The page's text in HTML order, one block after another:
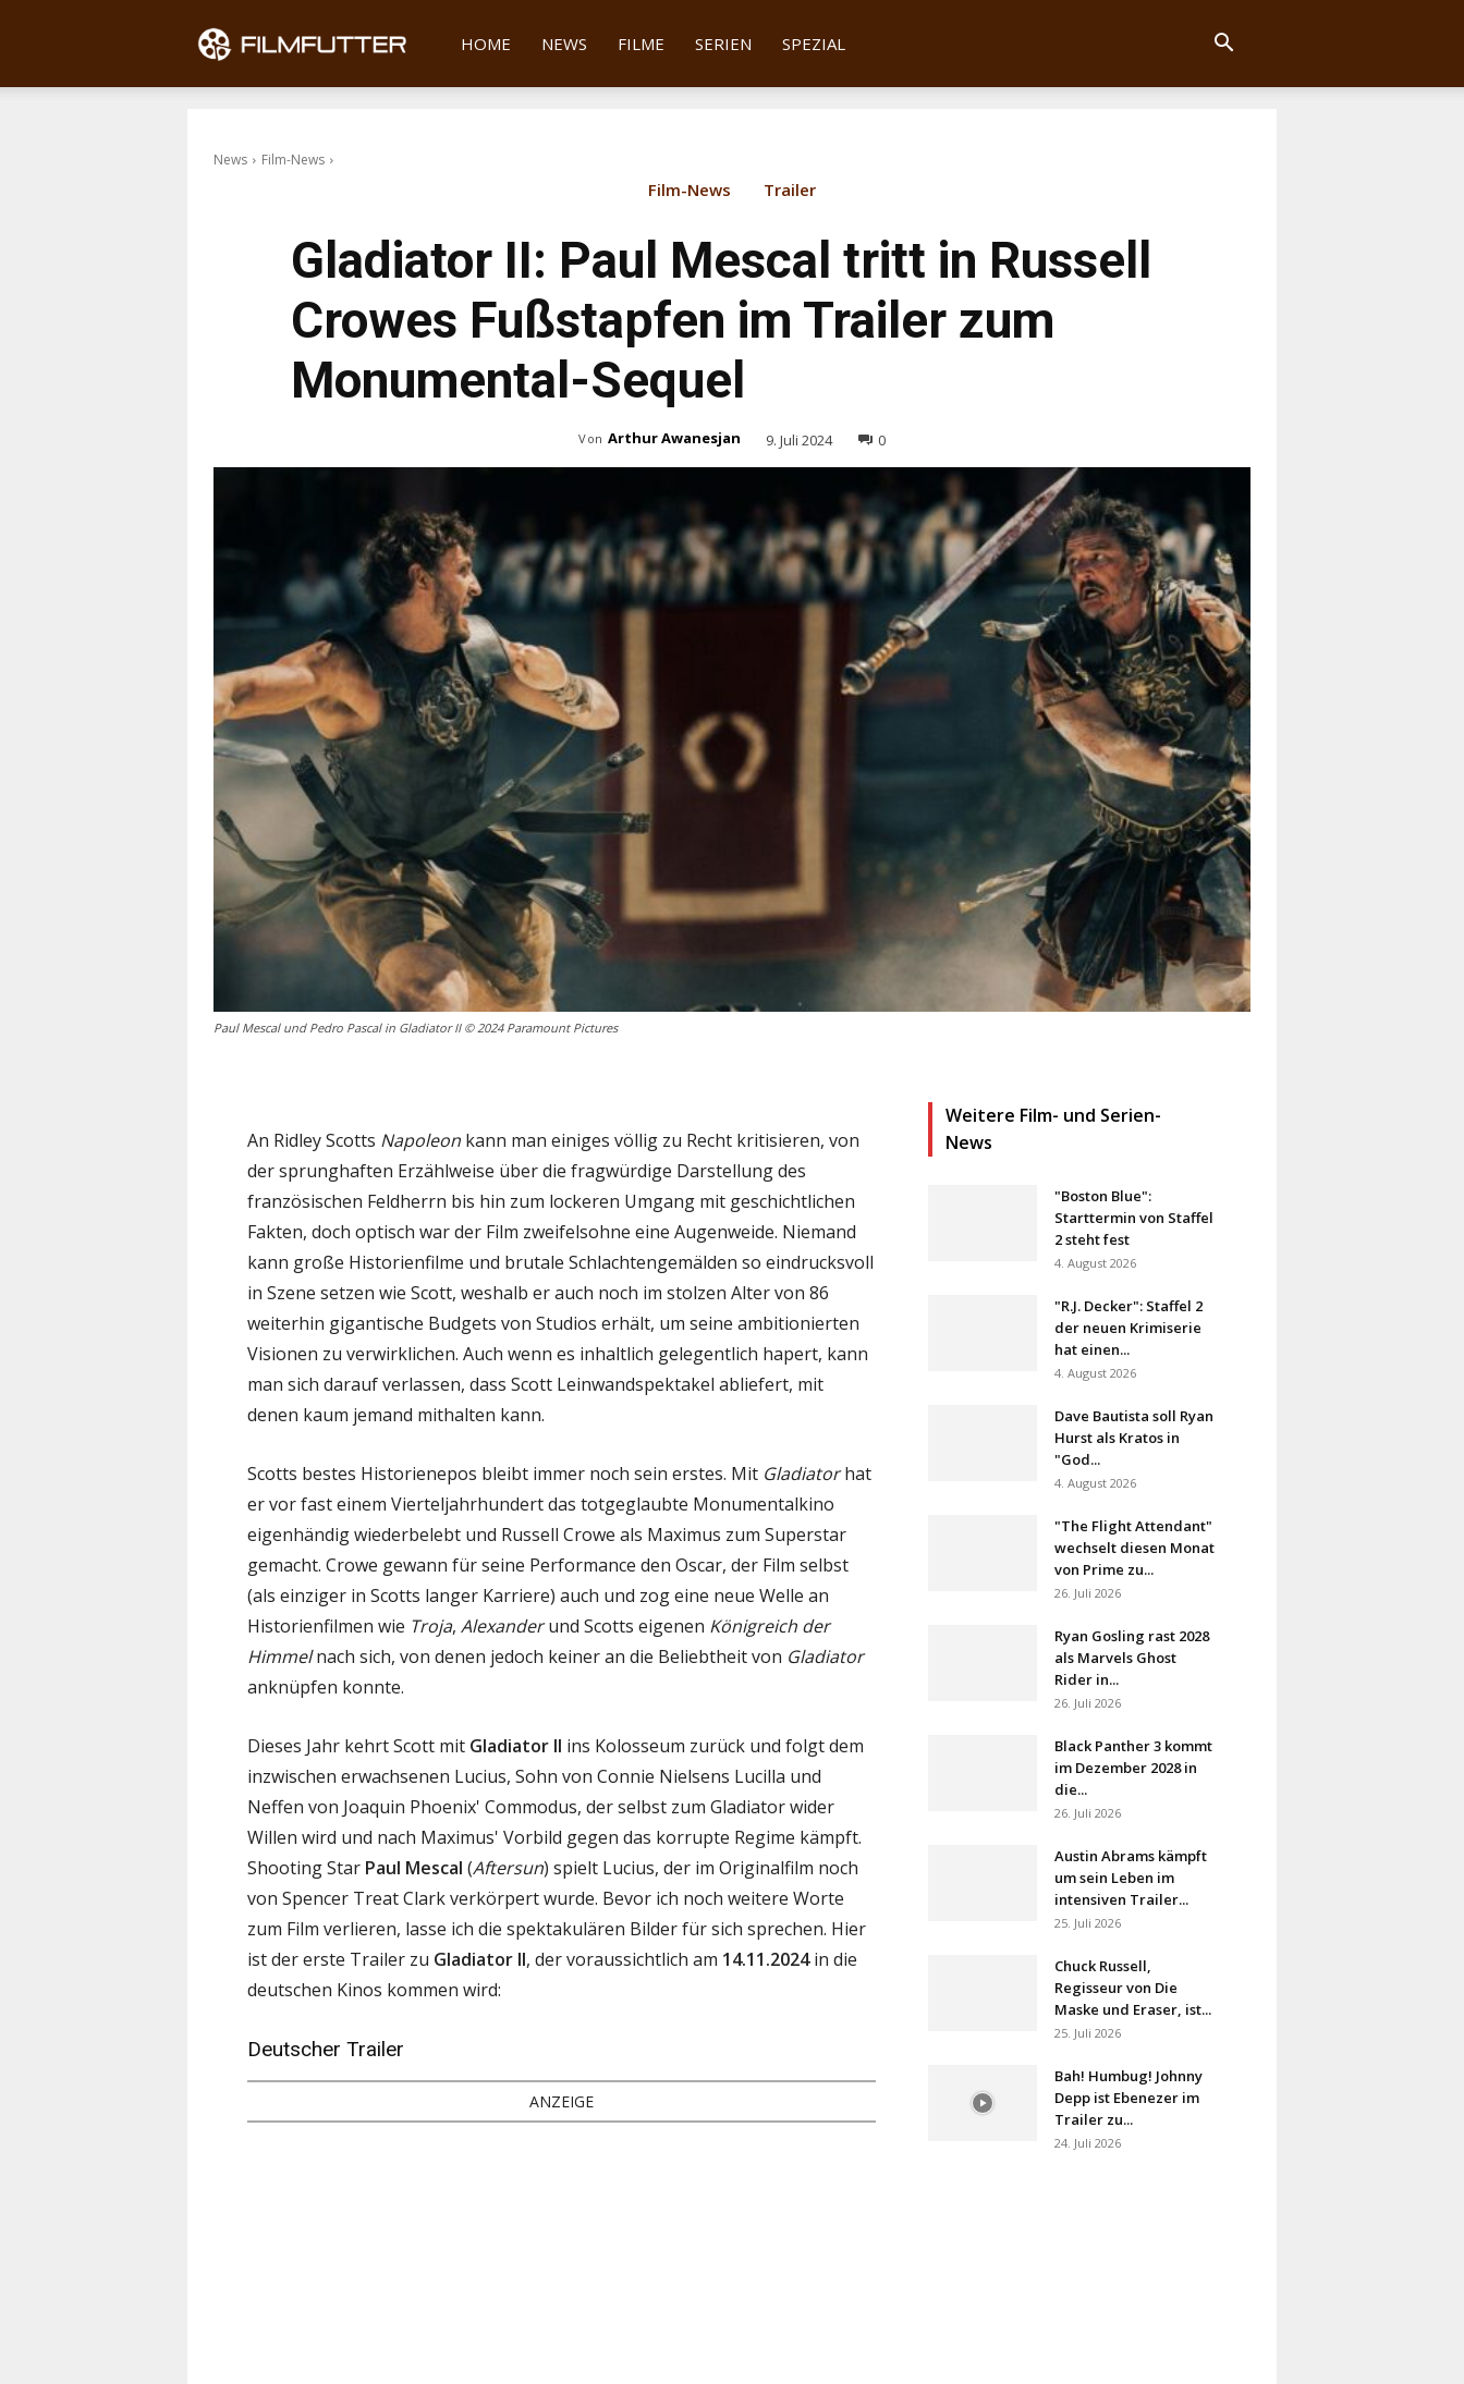
Filmfutter
HOME NEWS FILME SERIEN SPEZIAL
News Film-News
Film-News Trailer
Gladiator II: Paul Mescal tritt in Russell
Crowes Fußstapfen im Trailer zum
Monumental-Sequel
Von Arthur Awanesjan 9. Juli 2024 0
Paul Mescal und Pedro Pascal in Gladiator II © 2024 Paramount Pictures
An Ridley Scotts Napoleon kann man einiges völlig zu Recht kritisieren, von
der sprunghaften Erzählweise über die fragwürdige Darstellung des
französischen Feldherrn bis hin zum lockeren Umgang mit geschichtlichen
Fakten, doch optisch war der Film zweifelsohne eine Augenweide. Niemand
kann große Historienfilme und brutale Schlachtengemälden so eindrucksvoll
in Szene setzen wie Scott, weshalb er auch noch im stolzen Alter von 86
weiterhin gigantische Budgets von Studios erhält, um seine ambitionierten
Visionen zu verwirklichen. Auch wenn es inhaltlich gelegentlich hapert, kann
man sich darauf verlassen, dass Scott Leinwandspektakel abliefert, mit
denen kaum jemand mithalten kann.
Scotts bestes Historienepos bleibt immer noch sein erstes. Mit Gladiatorhat
er vor fast einem Vierteljahrhundert das totgeglaubte Monumentalkino
eigenhändig wiederbelebt und Russell Crowe als Maximus zum Superstar
gemacht. Crowe gewann für seine Performance den Oscar, der Film selbst
(als einziger in Scotts langer Karriere) auch und zog eine neue Welle an
Historienfilmen wie Troja, Alexanderund Scotts eigenen Königreich der
Himmelnach sich, von denen jedoch keiner an die Beliebtheit von Gladiator
anknüpfen konnte.
Dieses Jahr kehrt Scott mit Gladiator II ins Kolosseum zurück und folgt dem
inzwischen erwachsenen Lucius, Sohn von Connie Nielsens Lucilla und
Neffen von Joaquin Phoenix' Commodus, der selbst zum Gladiator wider
Willen wird und nach Maximus' Vorbild gegen das korrupte Regime kämpft.
Shooting Star Paul Mescal (Aftersun) spielt Lucius, der im Originalfilm noch
von Spencer Treat Clark verkörpert wurde. Bevor ich noch weitere Worte
zum Film verlieren, lasse ich die spektakulären Bilder für sich sprechen. Hier
ist der erste Trailer zu Gladiator II, der voraussichtlich am 14.11.2024in die
deutschen Kinos kommen wird:
Deutscher Trailer
ANZEIGE
Weitere Film- und Serien-
News
"Boston Blue":
Starttermin von Staffel
2 steht fest
4. August 2026
"R.J. Decker": Staffel 2
der neuen Krimiserie
hat einen...
4. August 2026
Dave Bautista soll Ryan
Hurst als Kratos in
"God...
4. August 2026
"The Flight Attendant"
wechselt diesen Monat
von Prime zu...
26. Juli 2026
Ryan Gosling rast 2028
als Marvels Ghost
Rider in...
26. Juli 2026
Black Panther 3 kommt
im Dezember 2028 in
die...
26. Juli 2026
Austin Abrams kämpft
um sein Leben im
intensiven Trailer...
25. Juli 2026
Chuck Russell,
Regisseur von Die
Maske und Eraser, ist...
25. Juli 2026
Bah! Humbug! Johnny
Depp ist Ebenezer im
Trailer zu...
24. Juli 2026